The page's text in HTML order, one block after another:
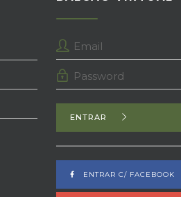
ENTRAR
ENTRAR C/ FACEBOOK